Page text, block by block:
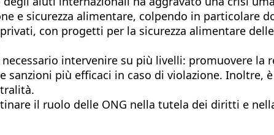
e sicurezza alimentare, colpendo in particolare
con progetti per la sicurezza alimentare
intervenire su più livelli: promuovere
più efficaci in caso di violazione. Inoltre,
il ruolo delle ONG nella tutela dei diritti e